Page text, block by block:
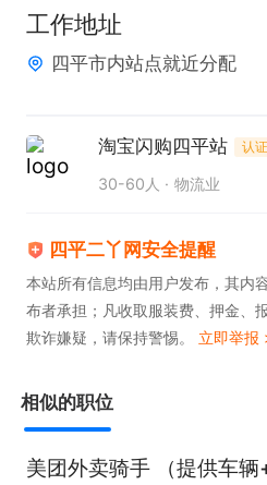
欢迎求职者咨询或电话联系~
工作地址
四平市内站点就近分配
淘宝闪购四平站 认证
30-60人 物流业
四平二丫网安全提醒
本站所有信息均由用户发布，其内
布者承担；凡收取服装费、押金、
欺诈嫌疑，请保持警惕。 立即举报
相似的职位
美团外卖骑手 （提供车辆